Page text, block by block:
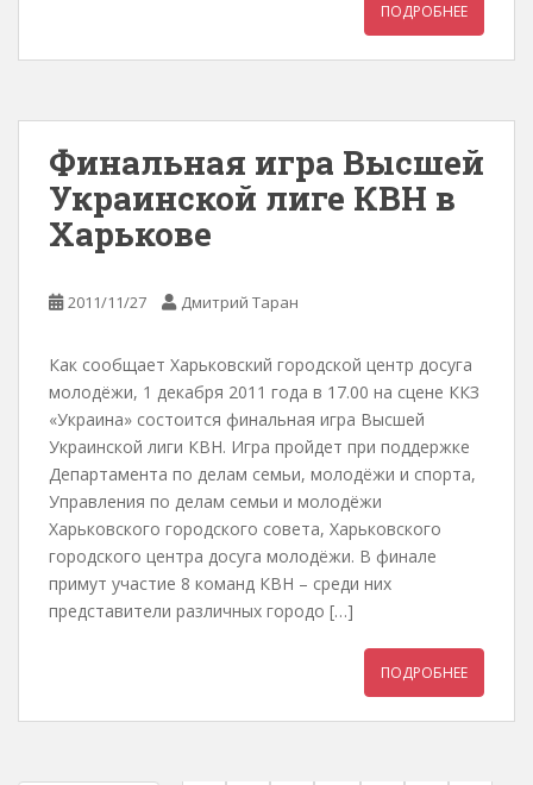
ПОДРОБНЕЕ
Финальная игра Высшей
Украинской лиге КВН в
Харькове
2011/11/27 Дмитрий Таран
Как сообщает Харьковский городской центр досуга
молодёжи, 1 декабря 2011 года в 17.00 на сцене ККЗ
«Украина» состоится финальная игра Высшей
Украинской лиги КВН. Игра пройдет при поддержке
Департамента по делам семьи, молодёжи и спорта,
Управления по делам семьи и молодёжи
Харьковского городского совета, Харьковского
городского центра досуга молодёжи. В финале
примут участие 8 команд КВН – среди них
представители различных городо […]
ПОДРОБНЕЕ